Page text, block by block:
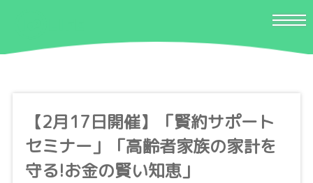
【2月17日開催】「賢約サポート
セミナー」「高齢者家族の家計を
守る!お金の賢い知恵」